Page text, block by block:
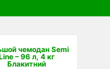
чемодан Semi
– 96 л, 4 кг
Блакитний